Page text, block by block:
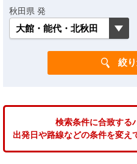
秋田県 発
検索条件に合致する
出発日や路線などの条件を変え